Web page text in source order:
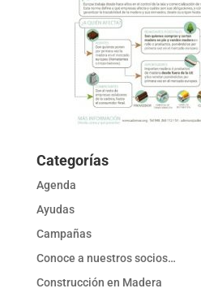
Categorías
Agenda
Ayudas
Campañas
Conoce a nuestros socios…
Construcción en Madera